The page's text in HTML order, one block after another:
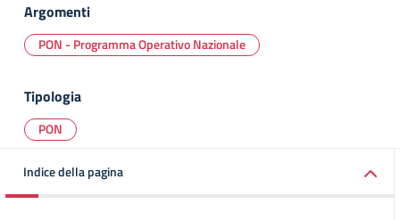
Argomenti
PON - Programma Operativo Nazionale
Tipologia
PON
Indice della pagina